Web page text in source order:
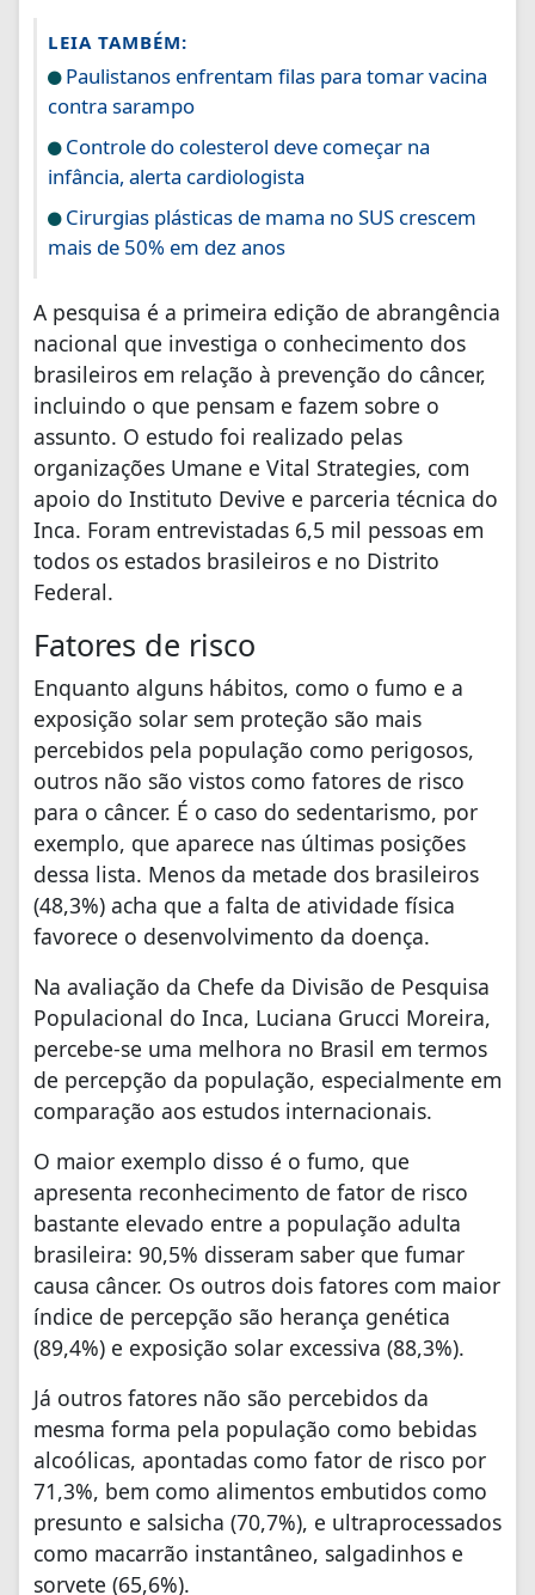
LEIA TAMBÉM:
Paulistanos enfrentam filas para tomar vacina
contra sarampo
Controle do colesterol deve começar na
infância, alerta cardiologista
Cirurgias plásticas de mama no SUS crescem
mais de 50% em dez anos
A pesquisa é a primeira edição de abrangência
nacional que investiga o conhecimento dos
brasileiros em relação à prevenção do câncer,
incluindo o que pensam e fazem sobre o
assunto. O estudo foi realizado pelas
organizações Umane e Vital Strategies, com
apoio do Instituto Devive e parceria técnica do
Inca. Foram entrevistadas 6,5 mil pessoas em
todos os estados brasileiros e no Distrito
Federal.
Fatores de risco
Enquanto alguns hábitos, como o fumo e a
exposição solar sem proteção são mais
percebidos pela população como perigosos,
outros não são vistos como fatores de risco
para o câncer. É o caso do sedentarismo, por
exemplo, que aparece nas últimas posições
dessa lista. Menos da metade dos brasileiros
(48,3%) acha que a falta de atividade física
favorece o desenvolvimento da doença.
Na avaliação da Chefe da Divisão de Pesquisa
Populacional do Inca, Luciana Grucci Moreira,
percebe-se uma melhora no Brasil em termos
de percepção da população, especialmente em
comparação aos estudos internacionais.
O maior exemplo disso é o fumo, que
apresenta reconhecimento de fator de risco
bastante elevado entre a população adulta
brasileira: 90,5% disseram saber que fumar
causa câncer. Os outros dois fatores com maior
índice de percepção são herança genética
(89,4%) e exposição solar excessiva (88,3%).
Já outros fatores não são percebidos da
mesma forma pela população como bebidas
alcoólicas, apontadas como fator de risco por
71,3%, bem como alimentos embutidos como
presunto e salsicha (70,7%), e ultraprocessados
como macarrão instantâneo, salgadinhos e
sorvete (65,6%).